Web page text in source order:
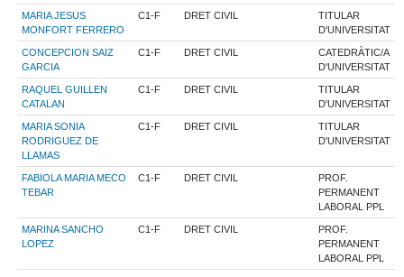
MARIA JESUS
MONFORT FERRERO
C1-F DRET CIVIL
TITULAR
D'UNIVERSITAT
CONCEPCION SAIZ
GARCIA
C1-F DRET CIVIL
CATEDRÀTIC/A
D'UNIVERSITAT
RAQUEL GUILLEN
CATALAN
C1-F DRET CIVIL
TITULAR
D'UNIVERSITAT
MARIA SONIA
RODRIGUEZ DE
LLAMAS
C1-F DRET CIVIL
TITULAR
D'UNIVERSITAT
FABIOLA MARIA MECO
TEBAR
C1-F DRET CIVIL
PROF.
PERMANENT
LABORAL PPL
MARINA SANCHO
LOPEZ
C1-F DRET CIVIL
PROF.
PERMANENT
LABORAL PPL